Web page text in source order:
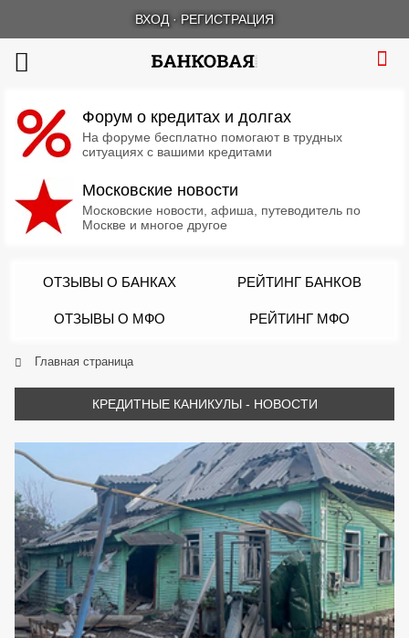
ВХОД · РЕГИСТРАЦИЯ
Форум о кредитах и долгах
На форуме бесплатно помогают в трудных
ситуациях с вашими кредитами
Московские новости
Московские новости, афиша, путеводитель по
Москве и многое другое
ОТЗЫВЫ О БАНКАХ РЕЙТИНГ БАНКОВ
ОТЗЫВЫ О МФО РЕЙТИНГ МФО
Главная страница
КРЕДИТНЫЕ КАНИКУЛЫ - НОВОСТИ